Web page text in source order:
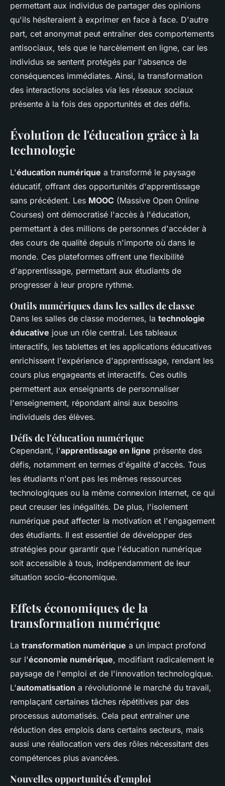
permettant aux individus de partager des opinions
qu'ils hésiteraient à exprimer en face à face. D'autre
part, cet anonymat peut entraîner des comportements
antisociaux, tels que le harcèlement en ligne, car les
individus se sentent protégés par l'absence de
conséquences immédiates. Ainsi, la transformation
des interactions sociales via les réseaux sociaux
présente à la fois des opportunités et des défis.
Évolution de l'éducation grâce à la
technologie
L'éducation numérique a transformé le paysage
éducatif, offrant des opportunités d'apprentissage
sans précédent. Les MOOC (Massive Open Online
Courses) ont démocratisé l'accès à l'éducation,
permettant à des millions de personnes d'accéder à
des cours de qualité depuis n'importe où dans le
monde. Ces plateformes offrent une flexibilité
d'apprentissage, permettant aux étudiants de
progresser à leur propre rythme.
Outils numériques dans les salles de classe
Dans les salles de classe modernes, la technologie
éducative joue un rôle central. Les tableaux
interactifs, les tablettes et les applications éducatives
enrichissent l'expérience d'apprentissage, rendant les
cours plus engageants et interactifs. Ces outils
permettent aux enseignants de personnaliser
l'enseignement, répondant ainsi aux besoins
individuels des élèves.
Défis de l'éducation numérique
Cependant, l'apprentissage en ligne présente des
défis, notamment en termes d'égalité d'accès. Tous
les étudiants n'ont pas les mêmes ressources
technologiques ou la même connexion Internet, ce qui
peut creuser les inégalités. De plus, l'isolement
numérique peut affecter la motivation et l'engagement
des étudiants. Il est essentiel de développer des
stratégies pour garantir que l'éducation numérique
soit accessible à tous, indépendamment de leur
situation socio-économique.
Effets économiques de la
transformation numérique
La transformation numérique a un impact profond
sur l'économie numérique, modifiant radicalement le
paysage de l'emploi et de l'innovation technologique.
L'automatisation a révolutionné le marché du travail,
remplaçant certaines tâches répétitives par des
processus automatisés. Cela peut entraîner une
réduction des emplois dans certains secteurs, mais
aussi une réallocation vers des rôles nécessitant des
compétences plus avancées.
Nouvelles opportunités d'emploi